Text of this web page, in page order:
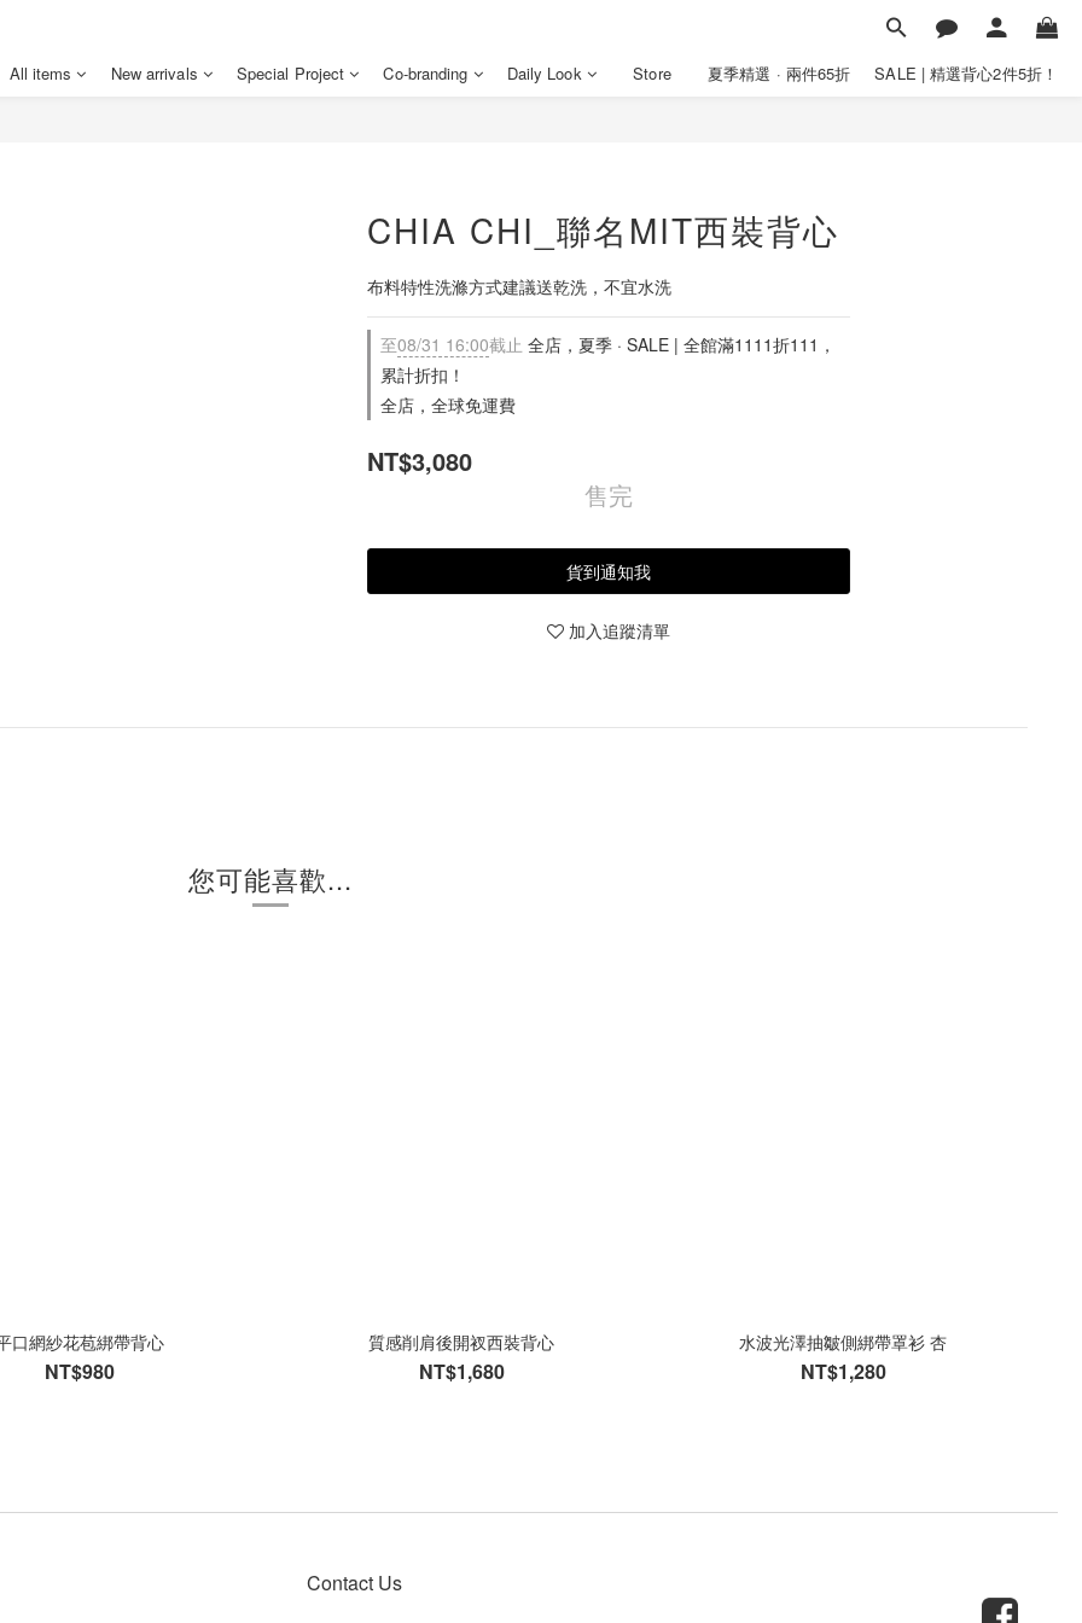
All items New arrivals Special Project Co-branding Daily Look Store 夏季精選 · 兩件65折 SALE | 精選背心2件5折！
CHIA CHI_聯名MIT西裝背心
布料特性洗滌方式建議送乾洗，不宜水洗
至08/31 16:00截止 全店，夏季 · SALE | 全館滿1111折111，
累計折扣！
全店，全球免運費
NT$3,080
售完
貨到通知我
加入追蹤清單
您可能喜歡...
口網紗花苞綁帶背心
NT$980
質感削肩後開衩西裝背心
NT$1,680
水波光澤抽皺側綁帶罩衫 杏
NT$1,280
Contact Us